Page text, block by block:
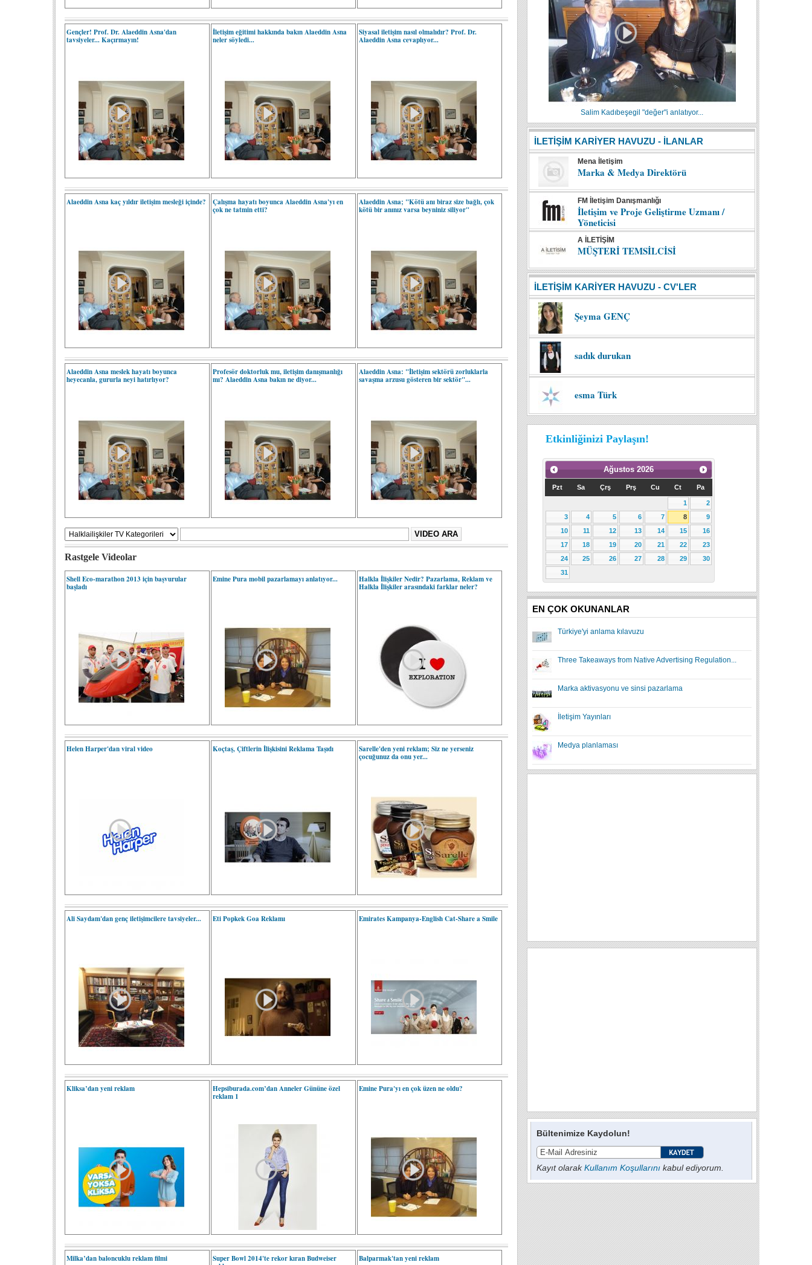
Gençler! Prof. Dr. Alaeddin Asna'dan
tavsiyeler... Kaçırmayın!
İletişim eğitimi hakkında bakın Alaeddin Asna
neler söyledi...
Siyasal iletişim nasıl olmalıdır? Prof. Dr.
Alaeddin Asna cevaplıyor...
Alaeddin Asna kaç yıldır iletişim mesleği içinde?
Çalışma hayatı boyunca Alaeddin Asna'yı en
çok ne tatmin etti?
Alaeddin Asna; "Kötü anı biraz size bağlı, çok
kötü bir anınız varsa beyniniz siliyor"
Alaeddin Asna meslek hayatı boyunca
heyecanla, gururla neyi hatırlıyor?
Profesör doktorluk mu, iletişim danışmanlığı
mı? Alaeddin Asna bakın ne diyor...
Alaeddin Asna: "İletişim sektörü zorluklarla
savaşma arzusu gösteren bir sektör"...
Rastgele Videolar
Shell Eco-marathon 2013 için başvurular
başladı
Emine Pura mobil pazarlamayı anlatıyor...
Halkla İlişkiler Nedir? Pazarlama, Reklam ve
Halkla İlişkiler arasındaki farklar neler?
Helen Harper'dan viral video Koçtaş, Çiftlerin İlişkisini Reklama Taşıdı
Sarelle'den yeni reklam; Siz ne yerseniz
çocuğunuz da onu yer...
Ali Saydam'dan genç iletişimcilere tavsiyeler... Eti Popkek Goa Reklamı Emirates Kampanya-English Cat-Share a Smile
Kliksa’dan yeni reklam
Hepsiburada.com’dan Anneler Gününe özel
reklam 1
Emine Pura'yı en çok üzen ne oldu?
Milka’dan baloncuklu reklam filmi
Super Bowl 2014'te rekor kıran Budweiser
Balparmak'tan yeni reklam
Salim Kadıbeşegil "değer"i anlatıyor...
İLETİŞİM KARİYER HAVUZU - İLANLAR
Mena İletişim
Marka & Medya Direktörü
FM İletişim Danışmanlığı
İletişim ve Proje Geliştirme Uzmanı /
Yöneticisi
A İLETİŞİM
MÜŞTERİ TEMSİLCİSİ
İLETİŞİM KARİYER HAVUZU - CV'LER
Şeyma GENÇ
sadık durukan
esma Türk
Etkinliğinizi Paylaşın!
Ağustos 2026
Pzt Sa Çrş Prş Cu Ct Pa
1
2
3
4 5 6 7 8
9
10
11 12 13 14 15
16
17
18 19 20 21 22
23
24
25 26 27 28 29
30
31
EN ÇOK OKUNANLAR
Türkiye'yi anlama kılavuzu
Three Takeaways from Native Advertising Regulation...
Marka aktivasyonu ve sinsi pazarlama
İletişim Yayınları
Medya planlaması
Bültenimize Kaydolun!
Kayıt olarakKullanım Koşullarını kabul ediyorum.